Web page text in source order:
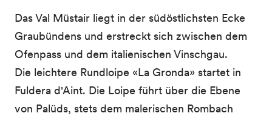
Das Val Müstair liegt in der südöstlichsten Ecke
Graubündens und erstreckt sich zwischen dem
Ofenpass und dem italienischen Vinschgau.
Die leichtere Rundloipe «La Gronda» startet in
Fuldera d'Aint. Die Loipe führt über die Ebene
von Palüds, stets dem malerischen Rombach